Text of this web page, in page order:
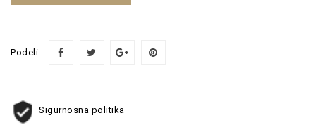
Podeli
Sigurnosna politika